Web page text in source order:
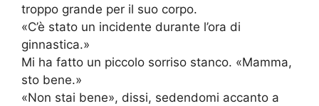
troppo grande per il suo corpo.
«C’è stato un incidente durante l’ora di
ginnastica.»
Mi ha fatto un piccolo sorriso stanco. «Mamma,
sto bene.»
«Non stai bene», dissi, sedendomi accanto a